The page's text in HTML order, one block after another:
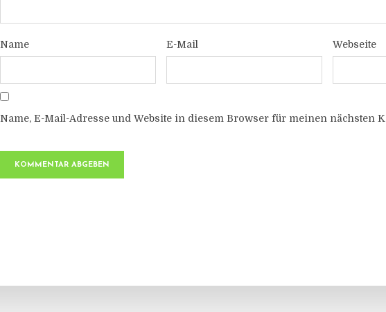
Name E-Mail Webseite
Name, E-Mail-Adresse und Website in diesem Browser für meinen nächsten